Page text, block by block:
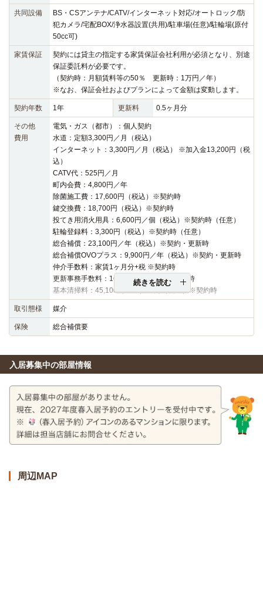
共同設備
BS・CSアンテナ/CATV/インターネット対応/オートロック/防
犯カメラ/宅配BOX/浄水器設置(共用)/駐車場(任意)/駐輪場(原付
50cc可)
家賃保証
契約には貸主の指定する家賃保証会社利用が必須となり、別途
保証委託料が必要です。
（契約時：月額賃料等の50％ 更新時：1万円／年）
※なお、保証会社およびプランによって金額は変動します。
契約年数 1年 更新料 0.5ヶ月分
その他
費用
電気・ガス（都市）：個人契約
水道：定額3,300円／月（税込）
インターネット：3,300円／月（税込） ※加入金13,200円（税
込）
CATV代：525円／月
町内会費：4,800円／年
除菌施工費：17,600円（税込）※契約時
鍵交換費：18,700円（税込）※契約時
投てき用消火用具：6,600円／個（税込）※契約時（任意）
駐輪登録料：3,300円（税込）※契約時（任意）
総合補償：23,100円／年（税込）※契約・更新時
総合補償OVOプラス：9,900円／年（税込）※契約・更新時
仲介手数料：家賃1ヶ月分+税 ※契約時
更新事務手数料：16,500円（税込）※更新時
基本清掃料：45,100円～48,400円（税込）※契約時
続きを読む
取引態様 媒介
保険 総合補償要
入居募集中の部屋情報
周辺MAP